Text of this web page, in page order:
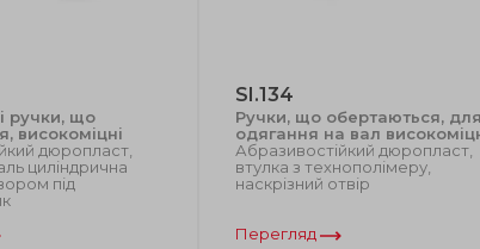
ручки, що
високоміцні
дюропласт,
циліндрична
під
SI.134
Ручки, що обертаються, для
одягання на вал
Абразивостійкий дюропласт,
втулка з технополімеру,
наскрізний отвір
Перегляд